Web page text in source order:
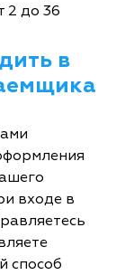
2 до 36
в
входе в
способ